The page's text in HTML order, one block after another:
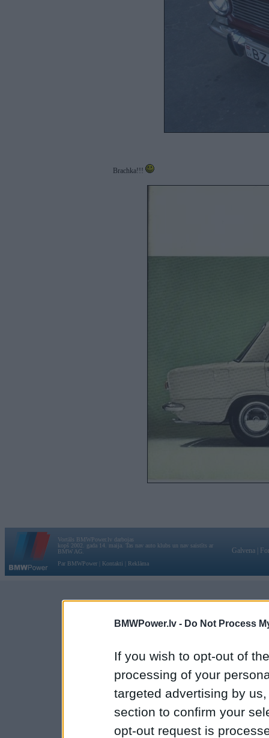
BMWPower.lv - Do Not Process
If you wish to opt-out of
processing of your
targeted advertising by
section to confirm your
opt-out request is
Brachka!!!
Vortāls BMWPower.lv darbojas
kopš 2002. gada 14. maija. Tas nav auto klubs un nav saistīts ar
BMW AG.
Par BMWPower
Kontakti Reklāma
Galvena